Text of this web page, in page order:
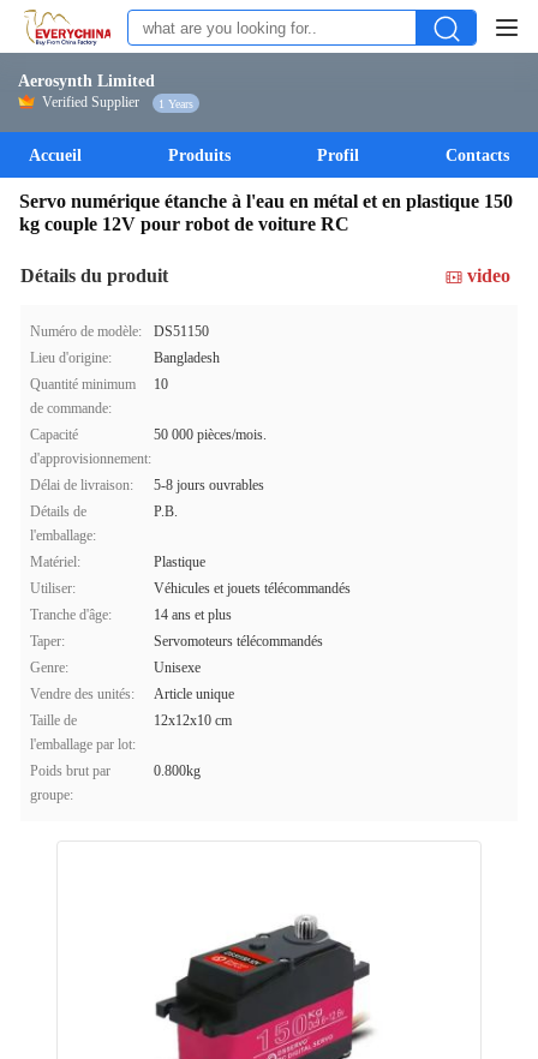
Aerosynth Limited
Verified Supplier 1 Years
Accueil Produits Profil Contacts
Servo numérique étanche à l'eau en métal et en plastique 150
kg couple 12V pour robot de voiture RC
Détails du produit video
Numéro de modèle:
DS51150
Lieu d'origine:
Bangladesh
Quantité minimum
de commande:
10
Capacité
d'approvisionnement:
50 000 pièces/mois.
Délai de livraison:
5-8 jours ouvrables
Détails de
l'emballage:
P.B.
Matériel:
Plastique
Utiliser:
Véhicules et jouets télécommandés
Tranche d'âge:
14 ans et plus
Taper:
Servomoteurs télécommandés
Genre:
Unisexe
Vendre des unités:
Article unique
Taille de
l'emballage par lot:
12x12x10 cm
Poids brut par
groupe:
0.800kg